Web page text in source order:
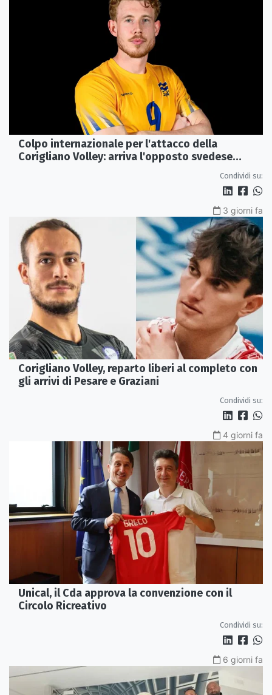
Colpo internazionale per l'attacco della
Corigliano Volley: arriva l'opposto svedese
Condividi su:
3 giorni fa
Corigliano Volley, reparto liberi al completo con
gli arrivi di Pesare e Graziani
Condividi su:
4 giorni fa
Unical, il Cda approva la convenzione con il
Circolo Ricreativo
Condividi su:
6 giorni fa